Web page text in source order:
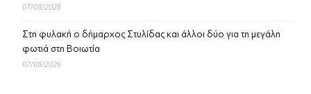
07/08/2026
Στη φυλακή ο δήμαρχος Στυλίδας και άλλοι δύο για τη μεγάλη
φωτιά στη Βοιωτία
07/08/2026